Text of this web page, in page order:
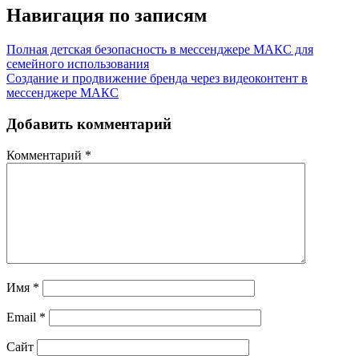
Навигация по записям
Полная детская безопасность в мессенджере МАКС для
семейного использования
Создание и продвижение бренда через видеоконтент в
мессенджере МАКС
Добавить комментарий
Комментарий *
Имя *
Email *
Сайт